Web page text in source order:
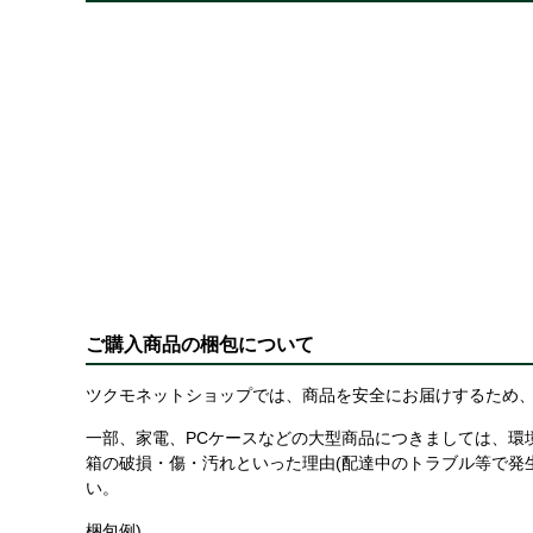
ご購入商品の梱包について
ツクモネットショップでは、商品を安全にお届けするため
一部、家電、PCケースなどの大型商品につきましては、
箱の破損・傷・汚れといった理由(配達中のトラブル等で
い。